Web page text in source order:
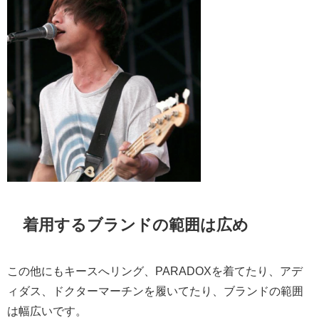
着用するブランドの範囲は広め
この他にもキースへリング、 PARADOXを着てたり、アデ
ィダス、ドクターマーチンを履いてたり、ブランドの範囲
は幅広いです。